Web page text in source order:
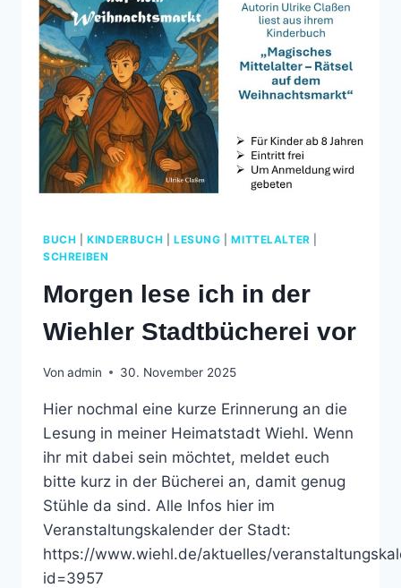
SIEGBURGER
MITTELALTERMARKT
BUCH |KINDERBUCH LESUNG |MITTELALTER
SCHREIBEN
Morgen lese ich in der
Wiehler Stadtbücherei vor
Von admin 30. November 2025
Hier nochmal eine kurze Erinnerung an die
Lesung in meiner Heimatstadt Wiehl. Wenn
ihr mit dabei sein möchtet, meldet euch
bitte kurz in der Bücherei an, damit genug
Stühle da sind. Alle Infos hier im
Veranstaltungskalender der Stadt:
https://www.wiehl.de/aktuelles/
id=3957